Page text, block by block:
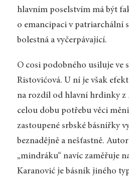
hlavním poselstvím má být
o emancipaci v patriarchální
bolestná a vyčerpávající.
O cosi podobného usiluje ve
Ristovićová. U ní je však
na rozdíl od hlavní hrdinky z
celou dobu potřebu věci
zastoupené srbské básnířky
beznadějně a nešťastně.
„mindráku“ navíc zaměřuje
Karanović je básník jiného